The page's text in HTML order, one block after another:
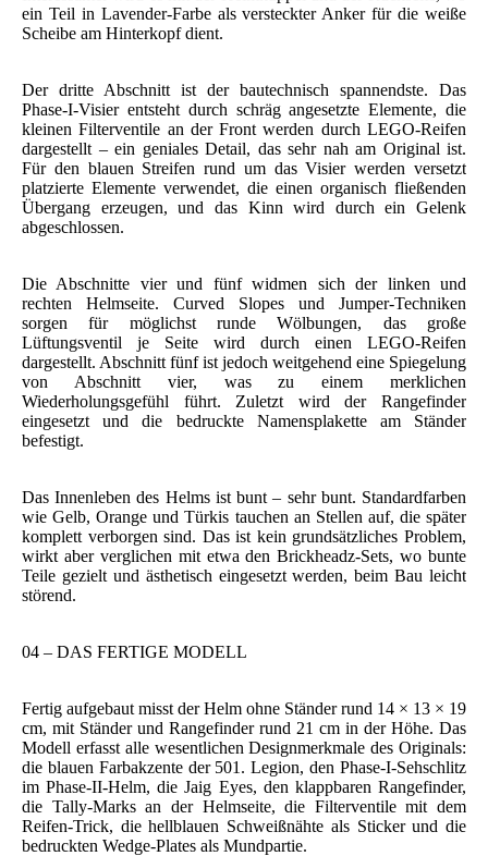
ein Teil in Lavender-Farbe als versteckter Anker für die weiße
Scheibe am Hinterkopf dient.
Der dritte Abschnitt ist der bautechnisch spannendste. Das
Phase-I-Visier entsteht durch schräg angesetzte Elemente, die
kleinen Filterventile an der Front werden durch LEGO-Reifen
dargestellt – ein geniales Detail, das sehr nah am Original ist.
Für den blauen Streifen rund um das Visier werden versetzt
platzierte Elemente verwendet, die einen organisch fließenden
Übergang erzeugen, und das Kinn wird durch ein Gelenk
abgeschlossen.
Die Abschnitte vier und fünf widmen sich der linken und
rechten Helmseite. Curved Slopes und Jumper-Techniken
sorgen für möglichst runde Wölbungen, das große
Lüftungsventil je Seite wird durch einen LEGO-Reifen
dargestellt. Abschnitt fünf ist jedoch weitgehend eine Spiegelung
von Abschnitt vier, was zu einem merklichen
Wiederholungsgefühl führt. Zuletzt wird der Rangefinder
eingesetzt und die bedruckte Namensplakette am Ständer
befestigt.
Das Innenleben des Helms ist bunt – sehr bunt. Standardfarben
wie Gelb, Orange und Türkis tauchen an Stellen auf, die später
komplett verborgen sind. Das ist kein grundsätzliches Problem,
wirkt aber verglichen mit etwa den Brickheadz-Sets, wo bunte
Teile gezielt und ästhetisch eingesetzt werden, beim Bau leicht
störend.
04 – DAS FERTIGE MODELL
Fertig aufgebaut misst der Helm ohne Ständer rund 14 × 13 × 19
cm, mit Ständer und Rangefinder rund 21 cm in der Höhe. Das
Modell erfasst alle wesentlichen Designmerkmale des Originals:
die blauen Farbakzente der 501. Legion, den Phase-I-Sehschlitz
im Phase-II-Helm, die Jaig Eyes, den klappbaren Rangefinder,
die Tally-Marks an der Helmseite, die Filterventile mit dem
Reifen-Trick, die hellblauen Schweißnähte als Sticker und die
bedruckten Wedge-Plates als Mundpartie.